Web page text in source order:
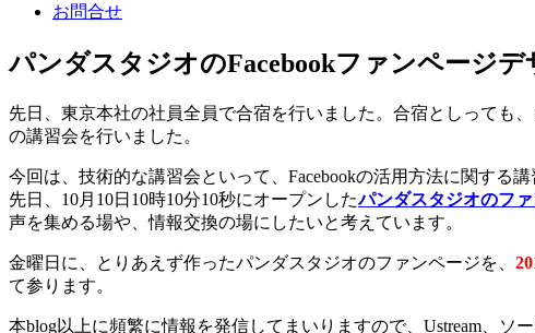
お問合せ
パンダスタジオのFacebookファンページデ
先日、東京本社の社員全員で合宿を行いました。合宿としっても
の講習会を行いました。
今回は、技術的な講習会といって、Facebookの活用方法に関する
先日、10月10日10時10分10秒にオープンしたパンダスタジオのフ
声を集める場や、情報交換の場にしたいと考えています。
金曜日に、とりあえず作ったパンダスタジオのファンページを、
て参ります。
本blog以上に頻繁に情報を発信してまいりますので、Ustream、ソ